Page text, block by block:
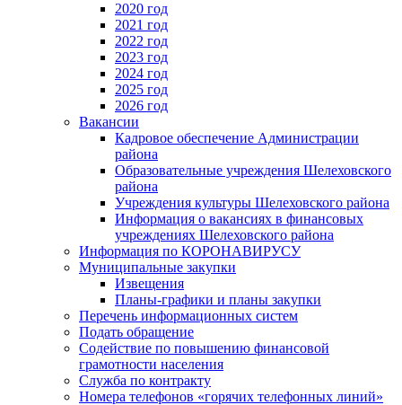
2020 год
2021 год
2022 год
2023 год
2024 год
2025 год
2026 год
Вакансии
Кадровое обеспечение Администрации
района
Образовательные учреждения Шелеховского
района
Учреждения культуры Шелеховского района
Информация о вакансиях в финансовых
учреждениях Шелеховского района
Информация по КОРОНАВИРУСУ
Муниципальные закупки
Извещения
Планы-графики и планы закупки
Перечень информационных систем
Подать обращение
Содействие по повышению финансовой
грамотности населения
Служба по контракту
Номера телефонов «горячих телефонных линий»